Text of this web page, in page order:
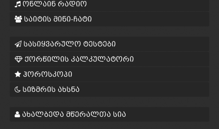
ონლაინ რადიო
საიტის მინი-ჩატი
სასიყვარულო ტესტები
ქორწილის კალკულატორი
ჰოროსკოპი
სიზმრის ახსნა
ახალბედა მწერალთა სია